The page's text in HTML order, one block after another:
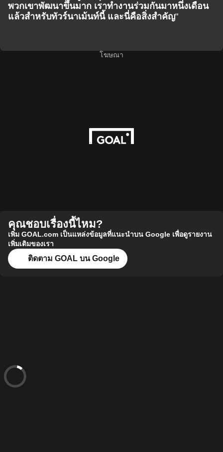
พวกเขาพัฒนาขึ้นมาก เราทำงานร่วมกันมาหนึ่งเดือน
แล้วสำหรับทัวร์นาเม้นท์นี้ และนี่คือสิ่งสำคัญ"
โฆษณา
คุณชอบเรื่องนี้ไหม?
เพิ่ม GOAL.com เป็นแหล่งข้อมูลที่แนะนำบน Google เพื่อดูรายงาน
เพิ่มเติมของเรา
ติดตาม GOAL บน Google